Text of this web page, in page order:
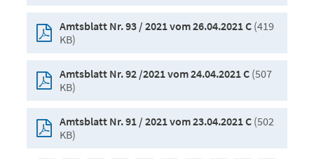
Amtsblatt Nr. 93 / 2021 vom 26.04.2021 C(419
KB)
Amtsblatt Nr. 92 /2021 vom 24.04.2021 C(507
KB)
Amtsblatt Nr. 91 / 2021 vom 23.04.2021 C(502
KB)